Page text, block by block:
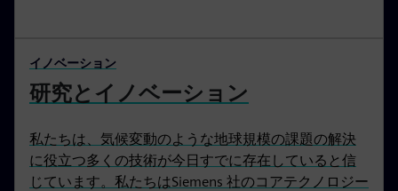
イノベーション
研究とイノベーション
私たちは、気候変動のような地球規模の課題の解決
に役立つ多くの技術が今日すでに存在していると信
じています。私たちはSiemens 社のコアテクノロジー